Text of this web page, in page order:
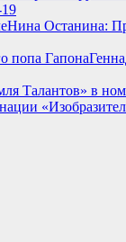
️Нина Останина: